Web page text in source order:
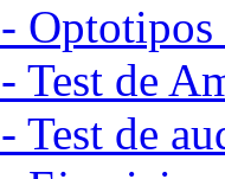
Test de
Test de